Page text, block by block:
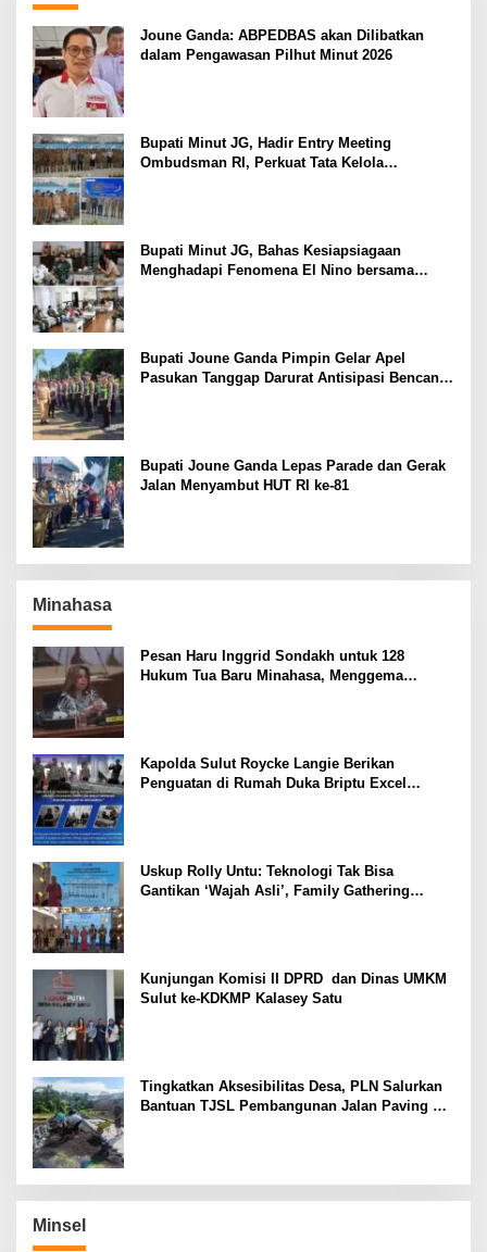
Joune Ganda: ABPEDBAS akan Dilibatkan
dalam Pengawasan Pilhut Minut 2026
Bupati Minut JG, Hadir Entry Meeting
Ombudsman RI, Perkuat Tata Kelola
Bupati Minut JG, Bahas Kesiapsiagaan
Menghadapi Fenomena El Nino bersama
Bupati Joune Ganda Pimpin Gelar Apel
Pasukan Tanggap Darurat Antisipasi Bencana
Bupati Joune Ganda Lepas Parade dan Gerak
Jalan Menyambut HUT RI ke-81
Minahasa
Pesan Haru Inggrid Sondakh untuk 128
Hukum Tua Baru Minahasa, Menggema
Kapolda Sulut Roycke Langie Berikan
Penguatan di Rumah Duka Briptu Excel
Uskup Rolly Untu: Teknologi Tak Bisa
Gantikan ‘Wajah Asli’, Family Gathering
Kunjungan Komisi II DPRD dan Dinas UMKM
Sulut ke-KDKMP Kalasey Satu
Tingkatkan Aksesibilitas Desa, PLN Salurkan
Bantuan TJSL Pembangunan Jalan Paving di
Minsel